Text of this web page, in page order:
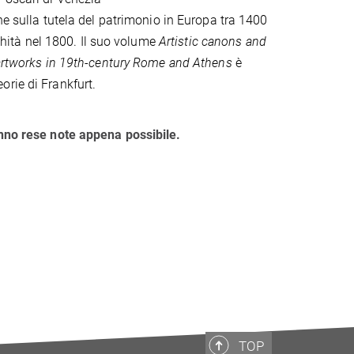
sulla tutela del patrimonio in Europa tra 1400
nel 1800. Il suo volumeArtistic canons and
in 19th-century Rome and Athens è
di Frankfurt.
rese note appena possibile.
TOP